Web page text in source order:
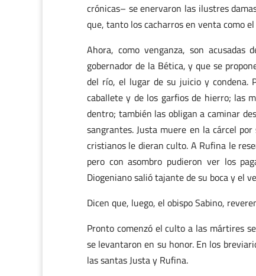
crónicas– se enervaron las ilustres
que, tanto los cacharros en venta como
Ahora, como venganza, son acusadas
gobernador de la Bética, y que se
del río, el lugar de su juicio y condena.
caballete y de los garfios de hierro; las
dentro; también las obligan a caminar
sangrantes. Justa muere en la cárcel
cristianos le dieran culto. A Rufina le
pero con asombro pudieron ver los
Diogeniano salió tajante de su boca y el
Dicen que, luego, el obispo Sabino,
Pronto comenzó el culto a las mártires
se levantaron en su honor. En los
las santas Justa y Rufina.